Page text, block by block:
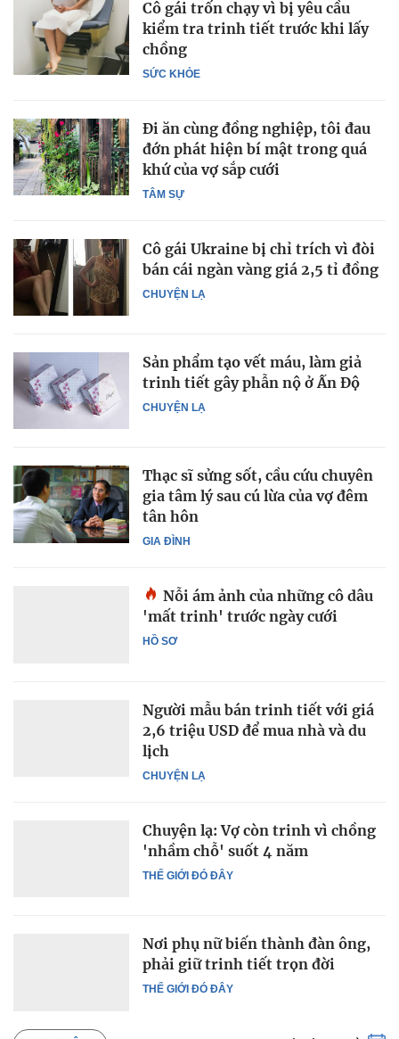
SỨC KHỎE
Cô gái trốn chạy vì bị yêu cầu
kiểm tra trinh tiết trước khi lấy
chồng
TÂM SỰ
Đi ăn cùng đồng nghiệp, tôi đau
đớn phát hiện bí mật trong quá
khứ của vợ sắp cưới
CHUYỆN LẠ
Cô gái Ukraine bị chỉ trích vì đòi
bán cái ngàn vàng giá 2,5 tỉ đồng
CHUYỆN LẠ
Sản phẩm tạo vết máu, làm giả
trinh tiết gây phẫn nộ ở Ấn Độ
GIA ĐÌNH
Thạc sĩ sửng sốt, cầu cứu chuyên
gia tâm lý sau cú lừa của vợ đêm
tân hôn
HỒ SƠ
Nỗi ám ảnh của những cô dâu
'mất trinh' trước ngày cưới
CHUYỆN LẠ
Người mẫu bán trinh tiết với giá
2,6 triệu USD để mua nhà và du
lịch
THẾ GIỚI ĐÓ ĐÂY
Chuyện lạ: Vợ còn trinh vì chồng
'nhầm chỗ' suốt 4 năm
THẾ GIỚI ĐÓ ĐÂY
Nơi phụ nữ biến thành đàn ông,
phải giữ trinh tiết trọn đời